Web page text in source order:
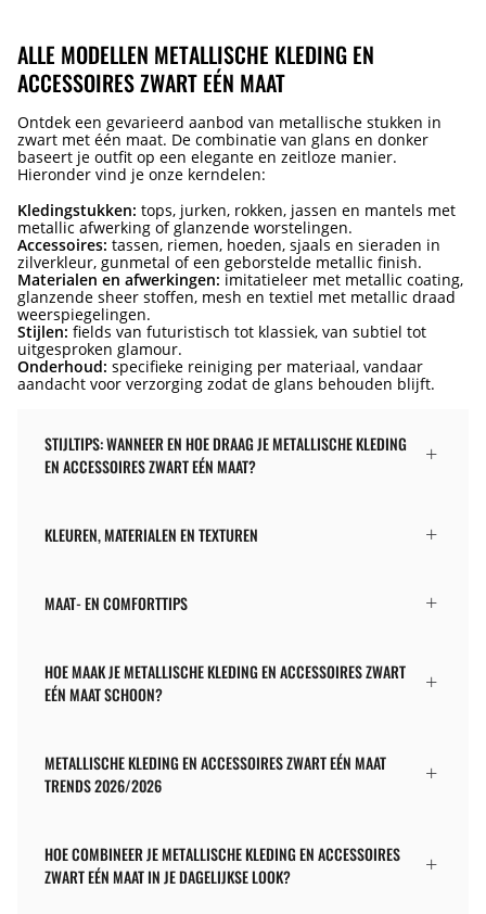
ALLE MODELLEN METALLISCHE KLEDING EN
ACCESSOIRES ZWART EÉN MAAT
Ontdek een gevarieerd aanbod van metallische stukken in
zwart met één maat. De combinatie van glans en donker
baseert je outfit op een elegante en zeitloze manier.
Hieronder vind je onze kerndelen:
Kledingstukken: tops, jurken, rokken, jassen en mantels met
metallic afwerking of glanzende worstelingen.
Accessoires: tassen, riemen, hoeden, sjaals en sieraden in
zilverkleur, gunmetal of een geborstelde metallic finish.
Materialen en afwerkingen: imitatieleer met metallic coating,
glanzende sheer stoffen, mesh en textiel met metallic draad
weerspiegelingen.
Stijlen: fields van futuristisch tot klassiek, van subtiel tot
uitgesproken glamour.
Onderhoud: specifieke reiniging per materiaal, vandaar
aandacht voor verzorging zodat de glans behouden blijft.
STIJLTIPS: WANNEER EN HOE DRAAG JE METALLISCHE KLEDING
EN ACCESSOIRES ZWART EÉN MAAT?
KLEUREN, MATERIALEN EN TEXTUREN
MAAT- EN COMFORTTIPS
HOE MAAK JE METALLISCHE KLEDING EN ACCESSOIRES ZWART
EÉN MAAT SCHOON?
METALLISCHE KLEDING EN ACCESSOIRES ZWART EÉN MAAT
TRENDS 2026/2026
HOE COMBINEER JE METALLISCHE KLEDING EN ACCESSOIRES
ZWART EÉN MAAT IN JE DAGELIJKSE LOOK?